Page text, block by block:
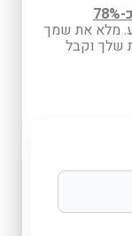
את שמך
וקבל